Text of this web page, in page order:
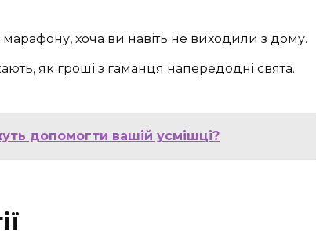
марафону, хоча ви навіть не виходили з дому.
як гроші з гаманця напередодні свята.
допомогти вашій усмішці?